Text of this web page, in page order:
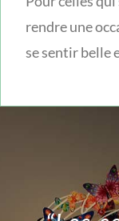
rendre une
se sentir belle